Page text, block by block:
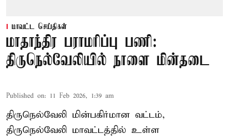
மாவட்ட செய்திகள்
மாதாந்திர பராமரிப்பு பணி:
திருநெல்வேலியில் நாளை மின்தடை
Published on: 11 Feb 2026, 1:39 am
திருநெல்வேலி மின்பகிர்மான வட்டம்,
திருநெல்வேலி மாவட்டத்தில் உள்ள